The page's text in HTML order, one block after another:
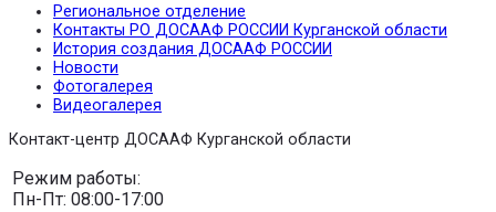
Региональное отделение
Контакты РО ДОСААФ РОССИИ Курганской области
История создания ДОСААФ РОССИИ
Новости
Фотогалерея
Видеогалерея
Контакт-центр ДОСААФ Курганской области
Режим работы:
Пн-Пт: 08:00-17:00